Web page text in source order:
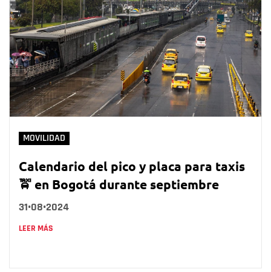
MOVILIDAD
Calendario del pico y placa para taxis
🚖 en Bogotá durante septiembre
31•08•2024
LEER MÁS